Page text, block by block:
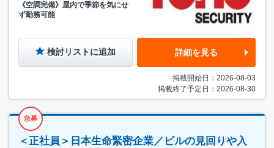
《空調完備》屋内で季節を気にせ
ず勤務可能
検討リストに追加 詳細を見る
掲載開始日：2026-08-03
掲載終了予定日：2026-08-30
急募
＜正社員＞日本生命緊密企業／ビルの見回りや入